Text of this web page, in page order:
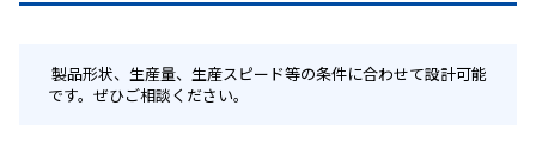
です。ぜひご相談ください。